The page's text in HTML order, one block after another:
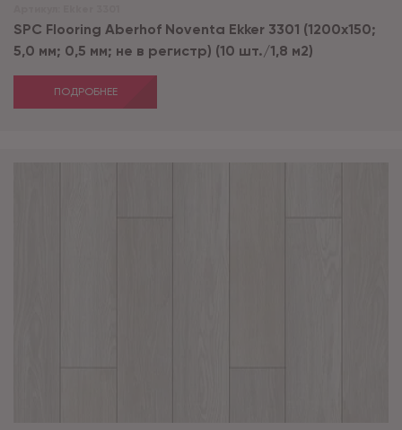
SPC Flooring Aberhof Noventa Ekker 3301 (1200х150;
5,0 мм; 0,5 мм; не в регистр) (10 шт./1,8 м2)
ПОДРОБНЕЕ